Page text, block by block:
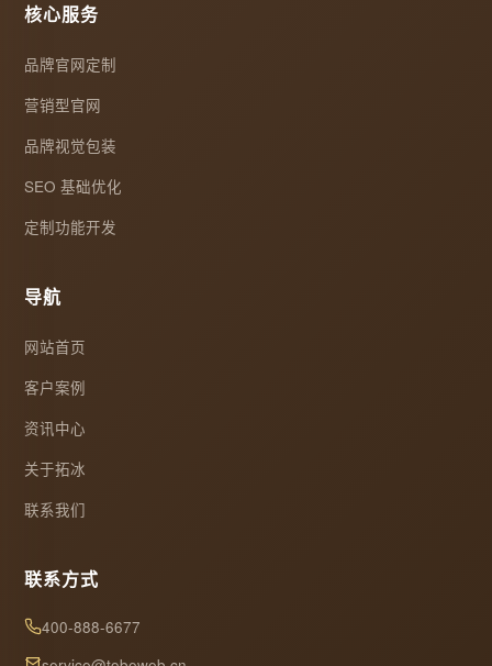
核心服务
品牌官网定制
营销型官网
品牌视觉包装
SEO 基础优化
定制功能开发
导航
网站首页
客户案例
资讯中心
关于拓冰
联系我们
联系方式
400-888-6677